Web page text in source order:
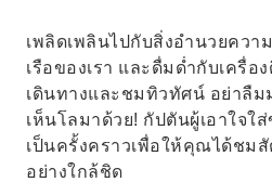
เพลิดเพลินไปกับสิ่งอำนวยควา
เรือของเรา และดื่มด่ำกับเครื่อ
เดินทางและชมทิวทัศน์ อย่าลื
เห็นโลมาด้วย! กัปตันผู้เอาใจใส่
เป็นครั้งคราวเพื่อให้คุณได้ชม
อย่างใกล้ชิด